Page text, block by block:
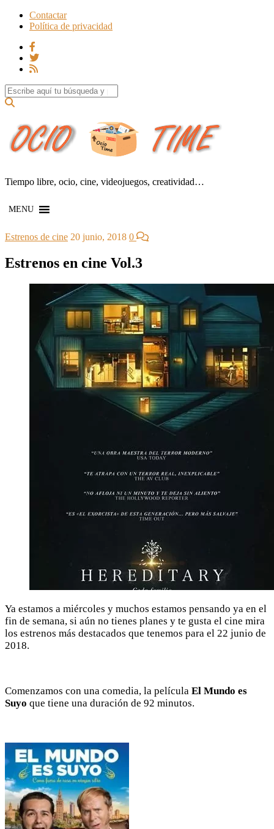
Contactar
Política de privacidad
Search for:
Tiempo libre, ocio, cine, videojuegos, creatividad…
MENU
Estrenos de cine 20 junio, 2018 0
Estrenos en cine Vol.3
Ya estamos a miércoles y muchos estamos pensando ya en el
fin de semana, si aún no tienes planes y te gusta el cine mira
los estrenos más destacados que tenemos para el 22 junio de
2018.
Comenzamos con una comedia, la película El Mundo es
Suyo que tiene una duración de 92 minutos.